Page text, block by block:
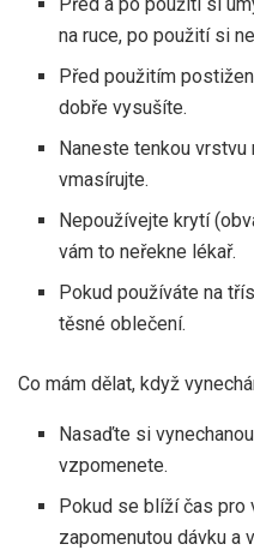
na ruce, po použití si
Před použitím
dobře vysušíte.
Naneste tenkou vrstvu
vmasírujte.
Nepoužívejte krytí
vám to neřekne lékař.
Pokud používáte na
těsné oblečení.
Co mám dělat, když
Nasaďte si
vzpomenete.
Pokud se blíží čas pro
zapomenutou dávku a